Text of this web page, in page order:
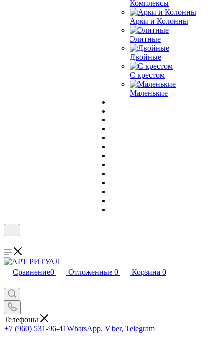
Комплексы
Арки и Колонны
Элитные
Двойные
С крестом
Маленькие
Сравнение0 Отложенные 0 Корзина 0
Телефоны
+7 (960) 531-96-41WhatsApp, Viber, Telegram